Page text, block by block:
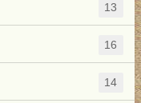
13
16
14